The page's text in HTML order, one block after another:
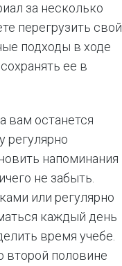
за несколько
перегрузить свой
подходы в ходе
ее в
вам останется
регулярно
напоминания
не забыть.
или регулярно
каждый день
время учебе.
второй половине